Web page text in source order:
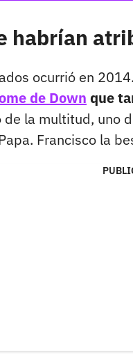
habrían
ocurrió en
de Down que
la multitud, uno
Francisco la